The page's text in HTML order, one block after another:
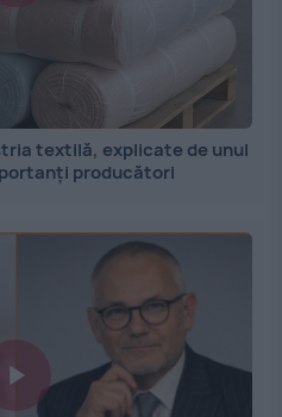
textilă, explicate de unul
producători